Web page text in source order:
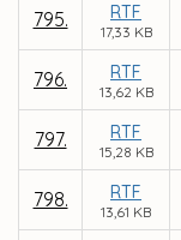
795. RTF
17,33 KB
796. RTF
13,62 KB
797. RTF
15,28 KB
798. RTF
13,61 KB